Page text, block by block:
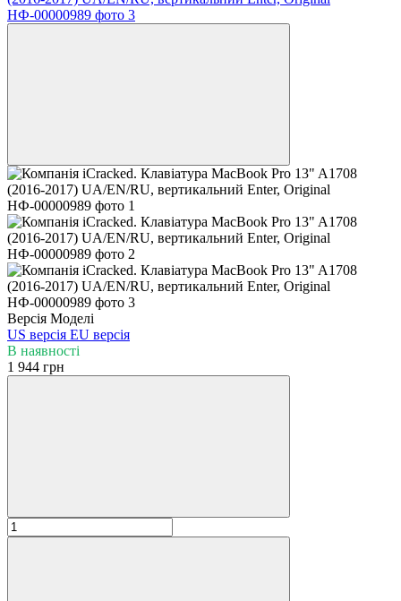
Версія Моделі
US версія EU версія
В наявності
1 944 грн